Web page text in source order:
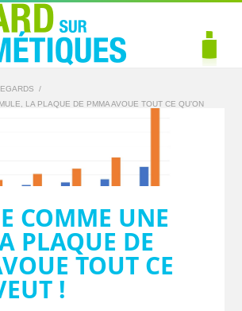
/
LA PLAQUE DE PMMA AVOUE TOUT CE QU’ON
COMME UNE
PLAQUE DE
TOUT CE
!